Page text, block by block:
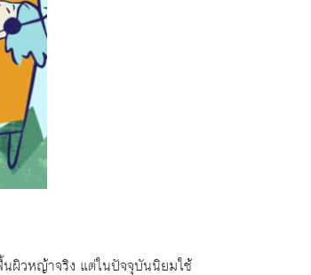
ผิวหญ้าจริง แต่ในปัจจุบันนิยมใช้